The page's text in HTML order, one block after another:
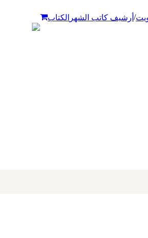
/ أرشيف كاتب الشهر الكتاب